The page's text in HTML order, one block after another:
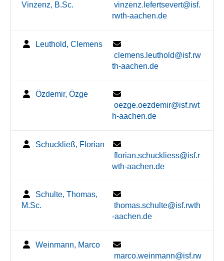
Vinzenz, B.Sc.
vinzenz.lefertsevert@isf.
rwth-aachen.de
Leuthold, Clemens
clemens.leuthold@isf.rw
th-aachen.de
Özdemir, Özge
oezge.oezdemir@isf.rwt
h-aachen.de
Schuckließ, Florian
florian.schuckliess@isf.r
wth-aachen.de
Schulte, Thomas,
M.Sc.
thomas.schulte@isf.rwth
-aachen.de
Weinmann, Marco
marco.weinmann@isf.rw